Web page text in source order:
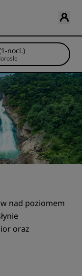
nocl.)
dorosłe
nad poziomem
oraz